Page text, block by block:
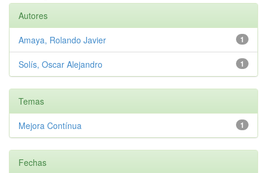
Autores
1
Amaya, Rolando Javier
1
Solís, Oscar Alejandro
Temas
1
Mejora Contínua
Fechas